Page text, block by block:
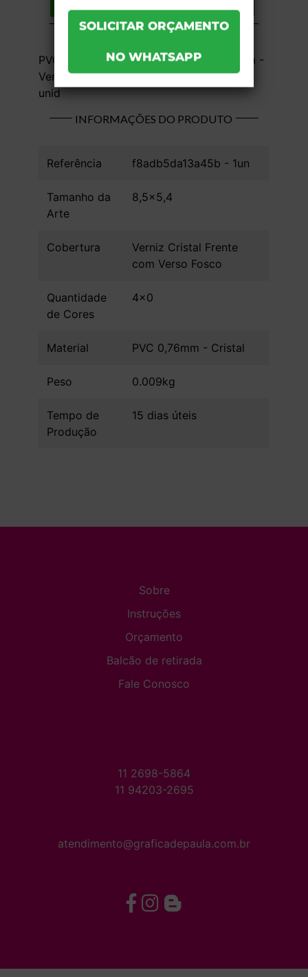
Lista de desejos Compartilhar
DESCRIÇÃO DO PRODUTO
PVC 0,76mm - Cristal - 4x0 - 8,5x5,4 cm -
Verniz Cristal Frente com Verso Fosco - 1
unid
INFORMAÇÕES DO PRODUTO
Referência f8adb5da13a45b - 1un
Tamanho da
Arte
8,5x5,4
Cobertura
Verniz Cristal Frente
com Verso Fosco
Quantidade
de Cores
4x0
Material PVC 0,76mm - Cristal
Peso 0.009kg
Tempo de
Produção
15 dias úteis
Sobre
Instruções
Orçamento
Balcão de retirada
Fale Conosco
11 2698-5864
11 94203-2695
atendimento@graficadepaula.com.br